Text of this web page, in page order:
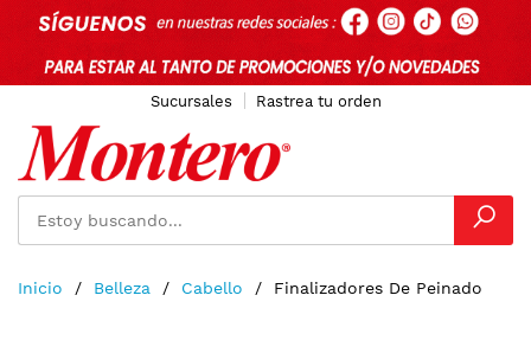
Sucursales Rastrea tu orden
Inicio Belleza Cabello Finalizadores De Peinado